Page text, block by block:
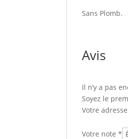
Sans Plomb.
Avis
Il n’y a pas
Soyez le
Votre
Votre note*